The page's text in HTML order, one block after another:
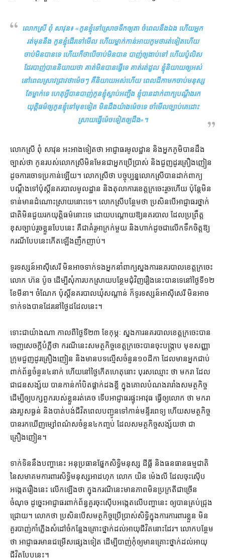
លោកស្រី ពុំ សាវុន៖ «កូន​ខ្ញុំ​ទៅ​ស្រោច​ទឹក​ឲ្យ​តា ចំ​ពេល​នឹង​ឯង ហើយ​អ្នក​
រត់​មុននឹង កូន​ខ្ញុំ​ដើរទៅ​មើល ហើយ​ម្នាក់​កាន់​អាយ​កូម​ថា​រត់​ទៀតហើយ
ចាប់​មិន​បានទេ ហើយក៏​ថាបើ​ចាប់​មិនបាន បាញ់​ឲ្យ​ងាប់​ទៅ ហើយ​ប៉ូលិស​
ដែរ​បាញ់​បាន​និយាយ​ថា គាត់​មិនបាន​ធ្វើ​ទេ គាត់​រត់​ដួល ខ្ញុំ​និយាយ​ឲ្យ​អស់
នៅពេល​ស្រាវជ្រាវ​ថា​ម៉េចៗ គឺ​និយាយ​អស់ហើយ ពេល​ដីកា​មក​ចាប់​មនុស្ស​
តែ​ម្នាក់​ទេ ហេតុអ្វី​បាន​បាញ់​កូន​ខ្ញុំ​ស្លាប់​អញ្ចឹង ខ្ញុំ​បាន​ដាក់​ពាក្យបណ្ដឹង​រក​
យុត្តិធម៌​ឲ្យ​កូន​ខ្ញុំ​ទៅ​មុខ​ទៀត មិនដឹង​យ៉ាងម៉េច​ទេ ចាំ​មើល​ច្បាប់​គេ​ដោះ
ស្រាយ​ធ្វើ​ម៉េច​ទៀត​ឲ្យ​ដឹង»។
លោកស្រី ពុំ សាវុន អះអាង​ទៀត​ថា អាជ្ញាធរ​មូលដ្ឋាន និង​អ្នកភូមិ​បានដឹង​
ច្បាស់​ថា កូន​របស់​លោកស្រី​មិនមែន​ជា​អ្នកប្រើប្រាស់ និង​ជួញដូរ​គ្រឿងញៀន​
ដូច​ការចោទប្រកាន់​ឡើយ​។ លោកស្រី​ថា បច្ចុប្បន្ន​លោកស្រី​បាន​ដាក់​ពាក្យ
បណ្ដឹង​ទៅ​ប៉ុស្តិ៍​នគរបាល​មូលដ្ឋាន និង​តុលាការ​ខេត្តក្រចេះ​រួចហើយ ប៉ុន្តែ​មិន​
ទាន់​មាន​ដំណោះស្រាយ​នោះ​ទេ​។ លោកស្រី​បន្ថែម​ថា ប្រសិនបើ​អាជ្ញាធរ​ថ្នាក់​
ជាតិ​មិន​ជួយ​រក​យុត្តិធម៌​នោះ​ទេ ដោយ​បណ្ដោយ​ឱ្យ​នគរបាល ដែល​ប្រព្រឹត្ត​
ខុសច្បាប់​រួចខ្លួន​បែបនេះ គឺជា​គំរូ​អាក្រក់​មួយ និង​ហាក់ដូចជា​លើកទឹកចិត្ត​ឱ្យ​
ករណី​បែប​នេះ​កើត​ឡើង​ញឹកញាប់។
ទូរទស្សន៍​អាស៊ីសេរី មិនអាច​ទាក់ទង​អ្នកនាំពាក្យ​ស្នងការ​នគរបាល​ខេត្តក្រចេះ
លោក ហ៊ន ប៉ូច ដើម្បី​សុំ​ការ​បកស្រាយ​បន្ថែម​ជុំវិញ​រឿង​នេះ​បានទេ​នៅ​ថ្ងៃទី​១២
ខែមីនា។ ចំណែក ប៉ុស្តិ៍​នគរបាល​ឃុំ​សណ្ដាន់ ក៏​ទូរទស្សន៍​អាស៊ីសេរី មិនអាច​
ទាក់ទង​បាន​ដែរ​នៅ​ថ្ងៃ​ដដែល​នេះ។
ទោះជា​យ៉ាងណា កាលពី​ថ្ងៃទី​២៣ ខែ​កុម្ភៈ ស្នងការ​នគរបាល​ខេត្តក្រចេះ​បាន​
ចេញ​សេចក្ដី​បំភ្លឺ​ថា ករណីនេះ​សមត្ថកិច្ច​ខេត្តក្រចេះ​បាន​ចុះ​បង្ក្រាប មុខសញ្ញា​
ក្រុម​ជួញដូរ​គ្រឿងញៀន និង​មាន​បទល្មើស​ចំនួន​១០​ដីកា ដែល​មាន​អ្នក​ជាប់​
ពាក់ព័ន្ធ​ចំនួន​៤​នាក់ ហើយ​នៅ​ថ្ងៃ​កើត​ហេតុ​នោះ បុរស​ឈ្មោះ ថា មករា ដែល​
ជា​ជនសង្ស័យ បាន​កាន់​កាំបិតផ្គាក់​ដង​ខ្លី ក្នុង​គោលបំណង​រារាំង​សមត្ថកិច្ច
ដើម្បី​ឲ្យ​បក្សពួក​របស់​ខ្លួន​រត់​គេច ទើប​អាជ្ញាធរ​ផ្ទុះអាវុធ ធ្វើ​ឲ្យ​លោក ថា មករា
រង​របួស​ធ្ងន់ និង​បាត់​បង់ជីវិត​ពេល​បញ្ជូន​ទៅកាន់​មន្ទីរពេទ្យ ហើយ​សមត្ថកិច្ច​
បាន​រក​ឃើញ​ម្សៅ​ពណ៌​ស​ចំនួន​៤​កញ្ចប់ ដែល​សមត្ថកិច្ច​សង្ស័យ​ថា ជា​
គ្រឿងញៀន។
ទាក់ទិន​នឹង​បញ្ហា​នេះ អនុប្រធាន​ផ្នែក​សិទ្ធិមនុស្ស ដីធ្លី និង​ធនធានធម្មជាតិ
នៃ​សមាគម​ការពារ​សិទ្ធិមនុស្ស​អាដហុក លោក យិន ម៉េងលី ដែល​ចុះ​ស៊ើប
អង្កេត​រឿង​នេះ លើកឡើង​ថា ក្នុង​ករណី​នេះ​មាន​ភាព​មិន​ប្រក្រតី​ជាច្រើន​
ចំណុច ដូច្នេះ​អាជ្ញាធរ​ពាក់ព័ន្ធ​គួរ​ចុះ​ស៊ើបអង្កេត​លើ​បញ្ហា​នេះ ឲ្យ​បាន​គ្រប់​ជ្រុង
ជ្រោយ​។ លោក​ថា ប្រសិនបើ​សមត្ថកិច្ច​ប្រើប្រាស់​សិទ្ធិ​ក្នុង​ការ​ការពារ​ខ្លួន មិន​
គួរ​បាញ់កាំភ្លើង​សំដៅចំ​កន្លែង​គ្រោះថ្នាក់​ដល់​អាយុជីវិត​នោះ​ដែរ​។ លោក​បន្ថែម​
ថា អាជ្ញា​ធរមាន​ជម្រើស​ផ្សេងទៀត ដើម្បី​បាញ់​កុំ​ឲ្យ​មាន​គ្រោះថ្នាក់​ដល់​អាយុ
ជីវិត​បែបនេះ។